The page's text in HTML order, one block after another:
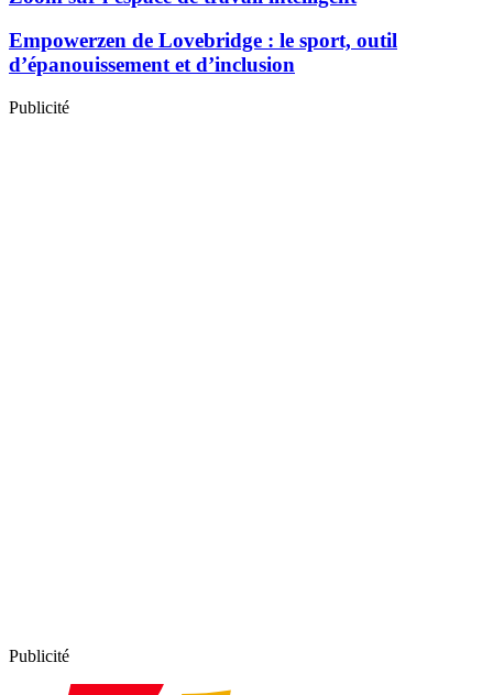
Empowerzen de Lovebridge : le sport, outil
d’épanouissement et d’inclusion
Publicité
Publicité